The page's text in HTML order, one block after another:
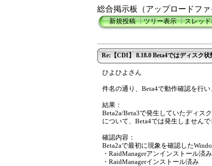
総合掲示板（アップロードフ
新規投稿┃ツリー表示┃スレッ
Re:【CDI】 8.18.0 Beta4ではディスク
ひよひよさん
件名の通り、Beta4で動作確認を行
結果：
Beta2a/Beta3で発生していたディス
について、Beta4では発生しませんで
確認内容：
Beta2aで最初に現象を確認した
・RaidManagerアンインストール済
・RaidManagerインストール済み